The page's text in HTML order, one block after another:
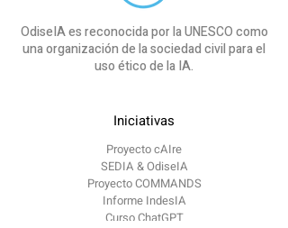
OdiseIA es reconocida por la UNESCO como
una organización de la sociedad civil para el
uso ético de la IA.
Iniciativas
Proyecto cAIre
SEDIA & OdiseIA
Proyecto COMMANDS
Informe IndesIA
Curso ChatGPT